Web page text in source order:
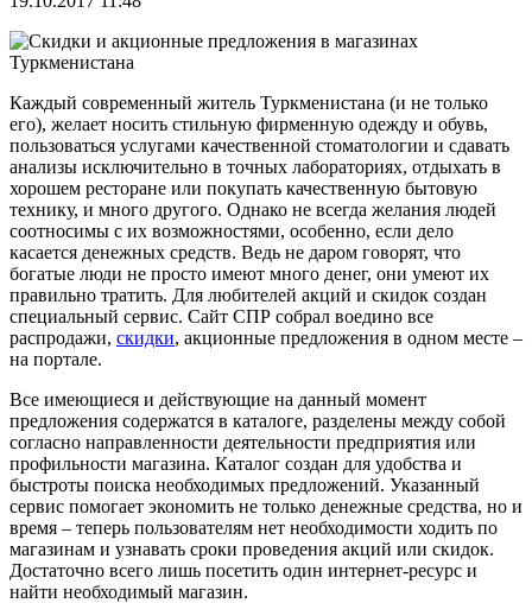
Каждый современный житель Туркменистана (и не только
его), желает носить стильную фирменную одежду и обувь,
пользоваться услугами качественной стоматологии и сдавать
анализы исключительно в точных лабораториях, отдыхать в
хорошем ресторане или покупать качественную бытовую
технику, и много другого. Однако не всегда желания людей
соотносимы с их возможностями, особенно, если дело
касается денежных средств. Ведь не даром говорят, что
богатые люди не просто имеют много денег, они умеют их
правильно тратить. Для любителей акций и скидок создан
специальный сервис. Сайт СПР собрал воедино все
распродажи, скидки, акционные предложения в одном месте –
на портале.
Все имеющиеся и действующие на данный момент
предложения содержатся в каталоге, разделены между собой
согласно направленности деятельности предприятия или
профильности магазина. Каталог создан для удобства и
быстроты поиска необходимых предложений. Указанный
сервис помогает экономить не только денежные средства, но и
время – теперь пользователям нет необходимости ходить по
магазинам и узнавать сроки проведения акций или скидок.
Достаточно всего лишь посетить один интернет-ресурс и
найти необходимый магазин.